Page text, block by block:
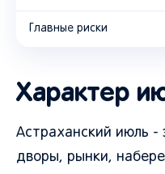
Главные риски
Характер
Астраханский июль -
дворы, рынки,